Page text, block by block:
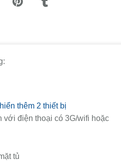
thêm 2 thiết bị
điện thoại có 3G/wifi hoặc
tủ